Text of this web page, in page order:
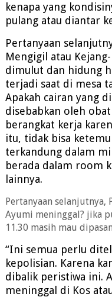
kenapa yang
pulang atau diantar
Pertanyaan
Mengigil atau
dimulut dan hidung
terjadi saat di mesa
Apakah cairan yang
disebabkan oleh
berangkat kerja
itu, tidak bisa
terkandung dalam
berada dalam room
lainnya.
Pertanyaan selanjutnya,
Ayumi meninggal? jika
11.30 masih mau
“Ini semua perlu
kepolisian. Karena
dibalik peristiwa ini.
meninggal di Kos